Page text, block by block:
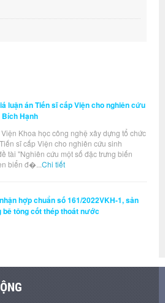
luận án Tiến sĩ cấp Viện cho nghiên cứu
Hạnh
Khoa học công nghệ xây dựng tổ chức
sĩ cấp Viện cho nghiên cứu sinh
tài "Nghiên cứu một số đặc trưng biến
biển đ�... Chi tiết
hợp chuẩn số 161/2022VKH-1, sản
bê tông cốt thép thoát nước